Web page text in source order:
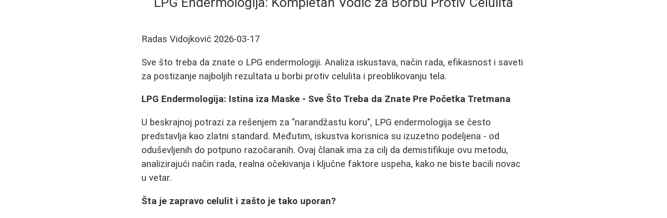
Radas Vidojković 2026-03-17
Sve što treba da znate o LPG endermologiji. Analiza iskustava, način rada, efikasnost i saveti
za postizanje najboljih rezultata u borbi protiv celulita i preoblikovanju tela.
LPG Endermologija: Istina iza Maske - Sve Što Treba da Znate Pre Početka Tretmana
U beskrajnoj potrazi za rešenjem za "narandžastu koru", LPG endermologija se često
predstavlja kao zlatni standard. Međutim, iskustva korisnica su izuzetno podeljena - od
oduševljenih do potpuno razočaranih. Ovaj članak ima za cilj da demistifikuje ovu metodu,
analizirajući način rada, realna očekivanja i ključne faktore uspeha, kako ne biste bacili novac
u vetar.
Šta je zapravo celulit i zašto je tako uporan?